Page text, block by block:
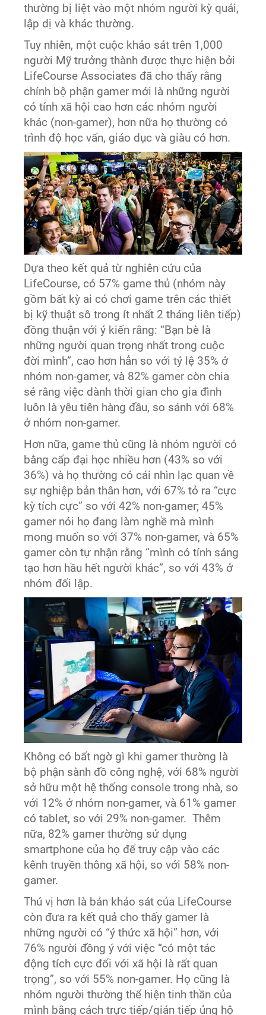
thường bị liệt vào một nhóm người kỳ quái,
lập dị và khác thường.
Tuy nhiên, một cuộc khảo sát trên 1,000
người Mỹ trưởng thành được thực hiện bởi
LifeCourse Associates đã cho thấy rằng
chính bộ phận gamer mới là những người
có tính xã hội cao hơn các nhóm người
khác (non-gamer), hơn nữa họ thường có
trình độ học vấn, giáo dục và giàu có hơn.
Dựa theo kết quả từ nghiên cứu của
LifeCourse, có 57% game thủ (nhóm này
gồm bất kỳ ai có chơi game trên các thiết
bị kỹ thuật sô trong ít nhất 2 tháng liên tiếp)
đồng thuận với ý kiến rằng: “Bạn bè là
những người quan trọng nhất trong cuộc
đời mình”, cao hơn hẳn so với tỷ lệ 35% ở
nhóm non-gamer, và 82% gamer còn chia
sẻ rằng việc dành thời gian cho gia đình
luôn là yêu tiên hàng đầu, so sánh với 68%
ở nhóm non-gamer.
Hơn nữa, game thủ cũng là nhóm người có
bằng cấp đại học nhiều hơn (43% so với
36%) và họ thường có cái nhìn lạc quan về
sự nghiệp bản thân hơn, với 67% tỏ ra “cực
kỳ tích cực” so với 42% non-gamer; 45%
gamer nói họ đang làm nghề mà mình
mong muốn so với 37% non-gamer, và 65%
gamer còn tự nhận rằng “mình có tính sáng
tạo hơn hầu hết người khác”, so với 43% ở
nhóm đối lập.
Không có bất ngờ gì khi gamer thường là
bộ phận sành đồ công nghệ, với 68% người
sở hữu một hệ thống console trong nhà, so
với 12% ở nhóm non-gamer, và 61% gamer
có tablet, so với 29% non-gamer. Thêm
nữa, 82% gamer thường sử dụng
smartphone của họ để truy cập vào các
kênh truyền thông xã hội, so với 58% non-
gamer.
Thú vị hơn là bản khảo sát của LifeCourse
còn đưa ra kết quả cho thấy gamer là
những người có “ý thức xã hội” hơn, với
76% người đồng ý với việc “có một tác
động tích cực đối với xã hội là rất quan
trọng”, so với 55% non-gamer. Họ cũng là
nhóm người thường thể hiện tinh thần của
mình bằng cách trực tiếp/gián tiếp ủng hộ